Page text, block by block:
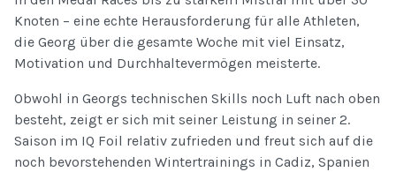
Knoten – eine echte Herausforderung für alle Athleten,
die Georg über die gesamte Woche mit viel Einsatz,
Motivation und Durchhaltevermögen meisterte.
Obwohl in Georgs technischen Skills noch Luft nach oben
besteht, zeigt er sich mit seiner Leistung in seiner 2.
Saison im IQ Foil relativ zufrieden und freut sich auf die
noch bevorstehenden Wintertrainings in Cadiz, Spanien